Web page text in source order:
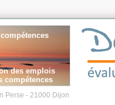
des emplois
compétences
Perse - 21000 Dijon